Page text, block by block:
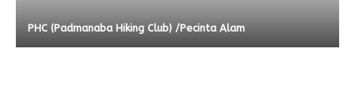
PHC (Padmanaba Hiking Club) /Pecinta Alam